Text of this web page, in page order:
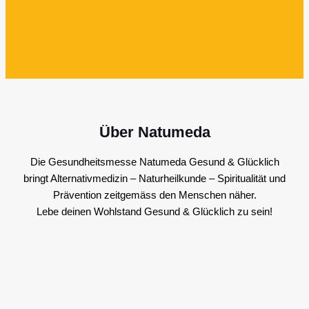
Über Natumeda
Die Gesundheitsmesse Natumeda Gesund & Glücklich
bringt Alternativmedizin – Naturheilkunde – Spiritualität und
Prävention zeitgemäss den Menschen näher.
Lebe deinen Wohlstand Gesund & Glücklich zu sein!